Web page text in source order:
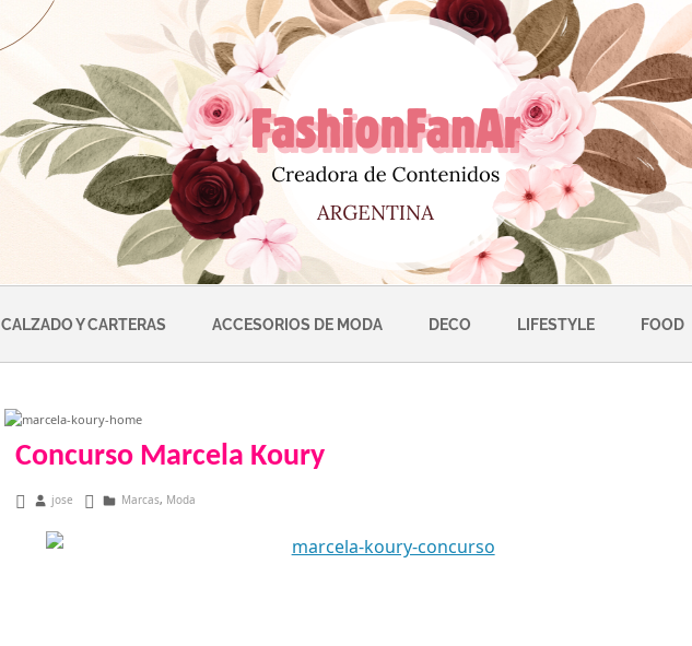
CALZADO Y CARTERAS ACCESORIOS DE MODA DECO LIFESTYLE FOOD
Concurso Marcela Koury
febrero 5, 2013
jose Marcas, Moda